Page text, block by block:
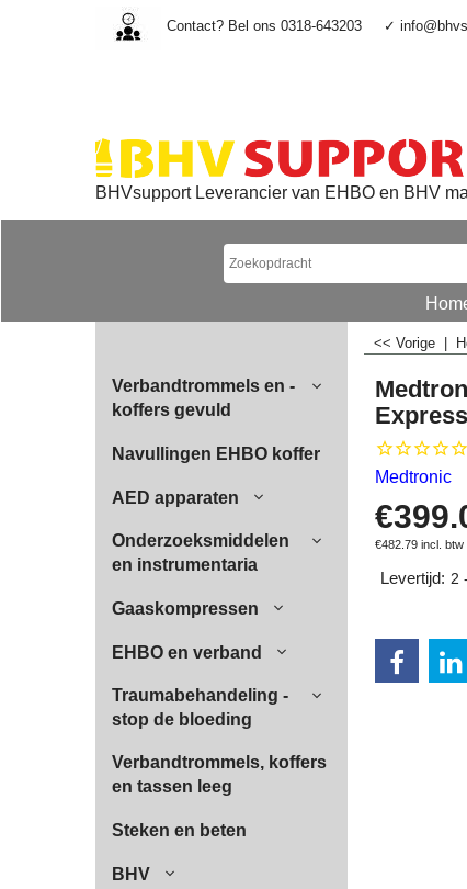
Contact? Bel ons 0318-643203 ✓
BHVsupport Leverancier van EHBO en BHV
Verbandtrommels en -
koffers gevuld
Navullingen EHBO koffer
AED apparaten
Onderzoeksmiddelen
en instrumentaria
Gaaskompressen
EHBO en verband
Traumabehandeling -
stop de bloeding
Verbandtrommels, koffers
en tassen leeg
Steken en beten
BHV
<< Vorige
Medtronic
€
€482.79 incl. btw
Levertijd: 2